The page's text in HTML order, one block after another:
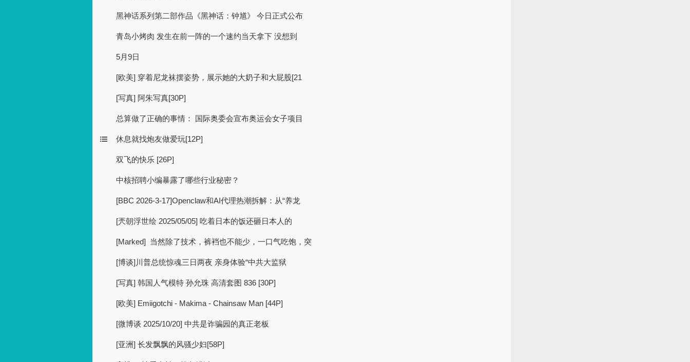
黑神话系列第二部作品《黑神话：钟馗》 今日正式公布
青岛小烤肉 发生在前一阵的一个速约当天拿下 没想到
5月9日
[欧美] 穿着尼龙袜摆姿势，展示她的大奶子和大屁股[21
[写真] 阿朱写真[30P]
总算做了正确的事情： 国际奥委会宣布奥运会女子项目
休息就找炮友做爱玩[12P]
双飞的快乐 [26P]
中核招聘小编暴露了哪些行业秘密？
[BBC 2026-3-17]Openclaw和AI代理热潮拆解：从“养龙
[兲朝浮世绘 2025/05/05] 吃着日本的饭还砸日本人的
[Marked] 当然除了技术，裤裆也不能少，一口气吃饱，突
[博谈]川普总统惊魂三日两夜 亲身体验“中共大监狱
[写真] 韩国人气模特 孙允珠 高清套图 836 [30P]
[欧美] Emiigotchi - Makima - Chainsaw Man [44P]
[微博谈 2025/10/20] 中共是诈骗园的真正老板
[亚洲] 长发飘飘的风骚少妇[58P]